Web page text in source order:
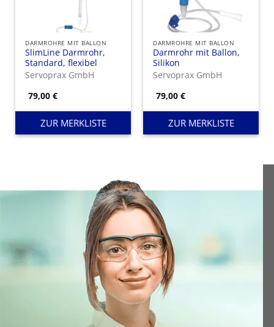
DARMROHRE MIT BALLON
SlimLine Darmrohr,
Standard, flexibel
Servoprax GmbH
79,00€
ZUR MERKLISTE
DARMROHRE MIT BALLON
Darmrohr mit Ballon,
Silikon
Servoprax GmbH
79,00€
ZUR MERKLISTE